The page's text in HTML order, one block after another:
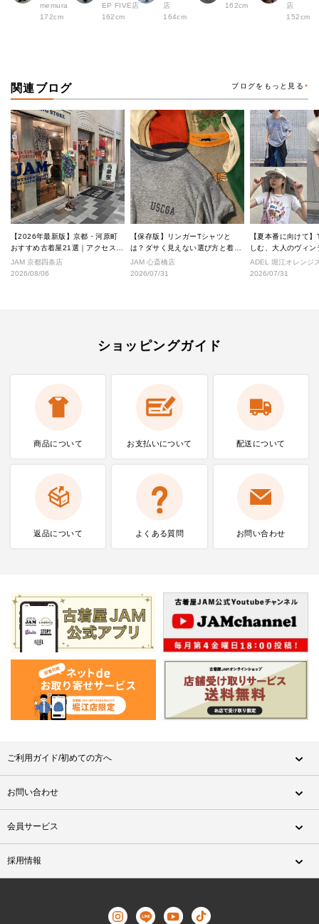
memura
172cm
EP FIVE店
162cm
店
164cm
162cm
店
152cm
関連ブログ ブログをもっと見る
【2026年最新版】京都・河原町
おすすめ古着屋21選｜アクセス良
好な絶対行くべきショップ厳選！
JAM 京都四条店
2026/08/06
【保存版】リンガーTシャツと
は？ダサく見えない選び方と着こ
なし完全ガイド
JAM 心斎橋店
2026/07/31
【夏本番に向けて
しむ、大人のヴィ
ル
ADEL 堀江オレンジ
2026/07/31
ショッピングガイド
商品について お支払いについて 配送について
返品について よくある質問 お問い合わせ
ご利用ガイド/初めての方へ
お問い合わせ
会員サービス
採用情報